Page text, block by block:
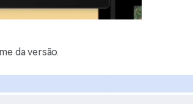
da versão.